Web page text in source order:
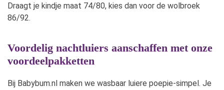
Draagt je kindje maat 74/80, kies dan voor de wolbroek
86/92.
Voordelig nachtluiers aanschaffen met onze
voordeelpakketten
Bij Babybum.nl maken we wasbaar luiere poepie-simpel. Je